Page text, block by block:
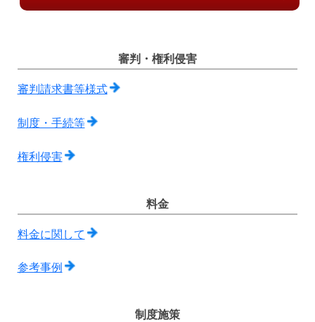
審判・権利侵害
審判請求書等様式
制度・手続等
権利侵害
料金
料金に関して
参考事例
制度施策